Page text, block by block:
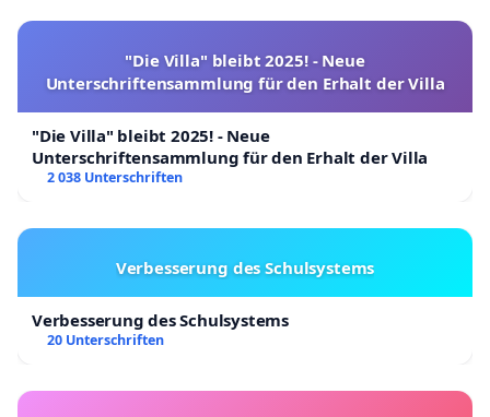
"Die Villa" bleibt 2025! - Neue
Unterschriftensammlung für den Erhalt der Villa
"Die Villa" bleibt 2025! - Neue
Unterschriftensammlung für den Erhalt der Villa
2 038 Unterschriften
Verbesserung des Schulsystems
Verbesserung des Schulsystems
20 Unterschriften